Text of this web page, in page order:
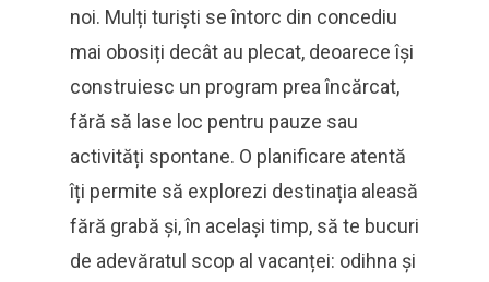
noi. Mulți turiști se întorc din concediu
mai obosiți decât au plecat, deoarece își
construiesc un program prea încărcat,
fără să lase loc pentru pauze sau
activități spontane. O planificare atentă
îți permite să explorezi destinația aleasă
fără grabă și, în același timp, să te bucuri
de adevăratul scop al vacanței: odihna și